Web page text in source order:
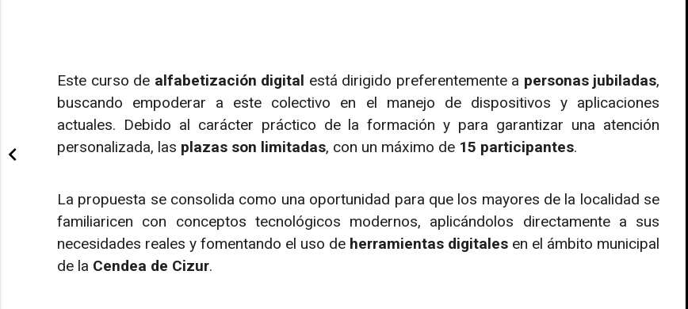
Este curso de alfabetización digital está dirigido preferentemente a personas jubiladas,
buscando empoderar a este colectivo en el manejo de dispositivos y aplicaciones
actuales. Debido al carácter práctico de la formación y para garantizar una atención
personalizada, las plazas son limitadas, con un máximo de 15 participantes.
La propuesta se consolida como una oportunidad para que los mayores de la localidad se
familiaricen con conceptos tecnológicos modernos, aplicándolos directamente a sus
necesidades reales y fomentando el uso de herramientas digitales en el ámbito municipal
de la Cendea de Cizur.